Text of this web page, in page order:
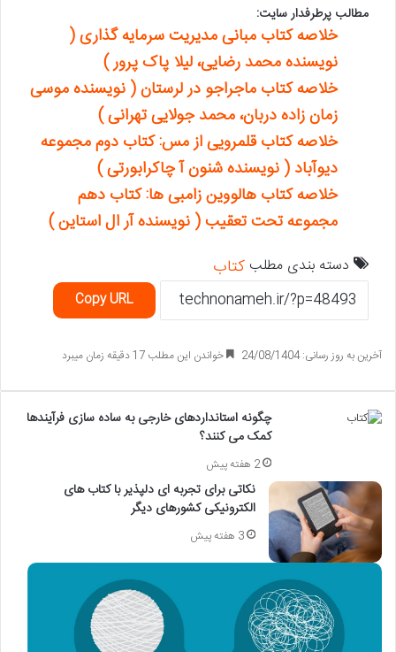
مطالب پرطرفدار سایت:
خلاصه کتاب مبانی مدیریت سرمایه گذاری (
نویسنده محمد رضایی، لیلا پاک پرور )
خلاصه کتاب ماجراجو در لرستان ( نویسنده موسی
زمان زاده دربان، محمد جولایی تهرانی )
خلاصه کتاب قلمرویی از مس: کتاب دوم مجموعه
دیوآباد ( نویسنده شنون آ چاکرابورتی )
خلاصه کتاب هالووین زامبی ها: کتاب دهم
مجموعه تحت تعقیب ( نویسنده آر ال استاین )
دسته بندی مطلب کتاب
Copy URL
آخرین به روز رسانی: 24/08/1404 خواندن این مطلب 17 دقیقه زمان میبرد
چگونه استانداردهای خارجی به ساده سازی فرآیندها
کمک می کنند؟
2 هفته پیش
نکاتی برای تجربه ای دلپذیر با کتاب های
الکترونیکی کشورهای دیگر
3 هفته پیش